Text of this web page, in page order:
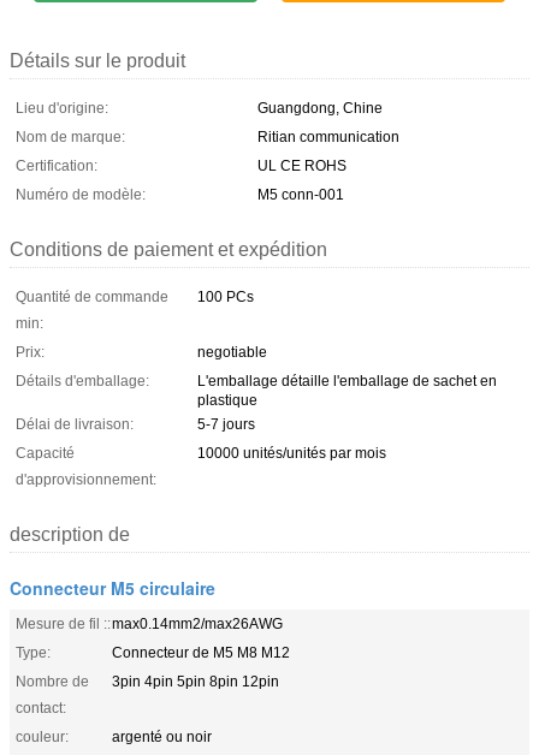
Détails sur le produit
Lieu d'origine:
Guangdong, Chine
Nom de marque:
Ritian communication
Certification:
UL CE ROHS
Numéro de modèle:
M5 conn-001
Conditions de paiement et expédition
Quantité de commande
min:
100 PCs
Prix:
negotiable
Détails d'emballage:
L'emballage détaille l'emballage de sachet en
plastique
Délai de livraison:
5-7 jours
Capacité
d'approvisionnement:
10000 unités/unités par mois
description de
Connecteur M5 circulaire
Mesure de fil ::max0.14mm2/max26AWG
Type:
Connecteur de M5 M8 M12
Nombre de
contact:
3pin 4pin 5pin 8pin 12pin
couleur:
argenté ou noir